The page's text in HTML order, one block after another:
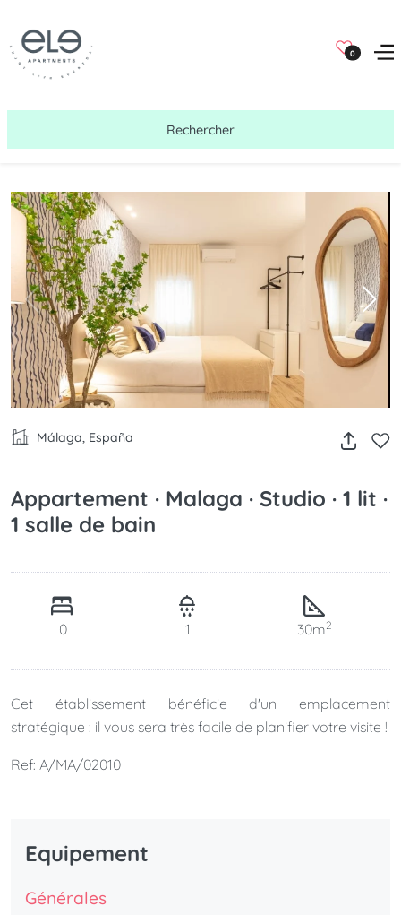
0
Rechercher
Málaga, España
Appartement · Malaga · Studio · 1 lit ·
1 salle de bain
0 1 30m2
Cet établissement bénéficie d'un emplacement
stratégique : il vous sera très facile de planifier votre visite !
Ref: A/MA/02010
Equipement
Générales